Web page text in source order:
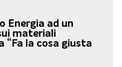
Energia ad un
materiali
“Fa la cosa giusta